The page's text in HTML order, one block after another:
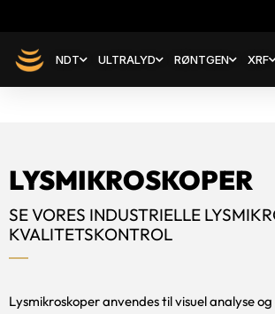
NDT ULTRALYD RØNTGEN XRF
LYSMIKROSKOPER
SE VORES INDUSTRIELLE
KVALITETSKONTROL
Lysmikroskoper anvendes til visuel analyse